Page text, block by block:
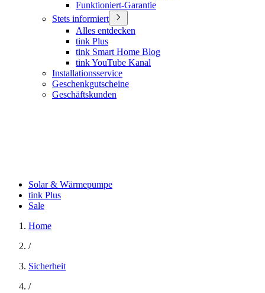
Funktioniert-Garantie
Stets informiert
Alles entdecken
tink Plus
tink Smart Home Blog
tink YouTube Kanal
Installationsservice
Geschenkgutscheine
Geschäftskunden
Solar & Wärmepumpe
tink Plus
Sale
Home
/
Sicherheit
/